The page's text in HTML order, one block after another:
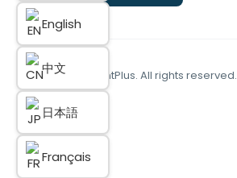
© 2025 iStudentPlus. All rights reserved.
English
中文
日本語
Français